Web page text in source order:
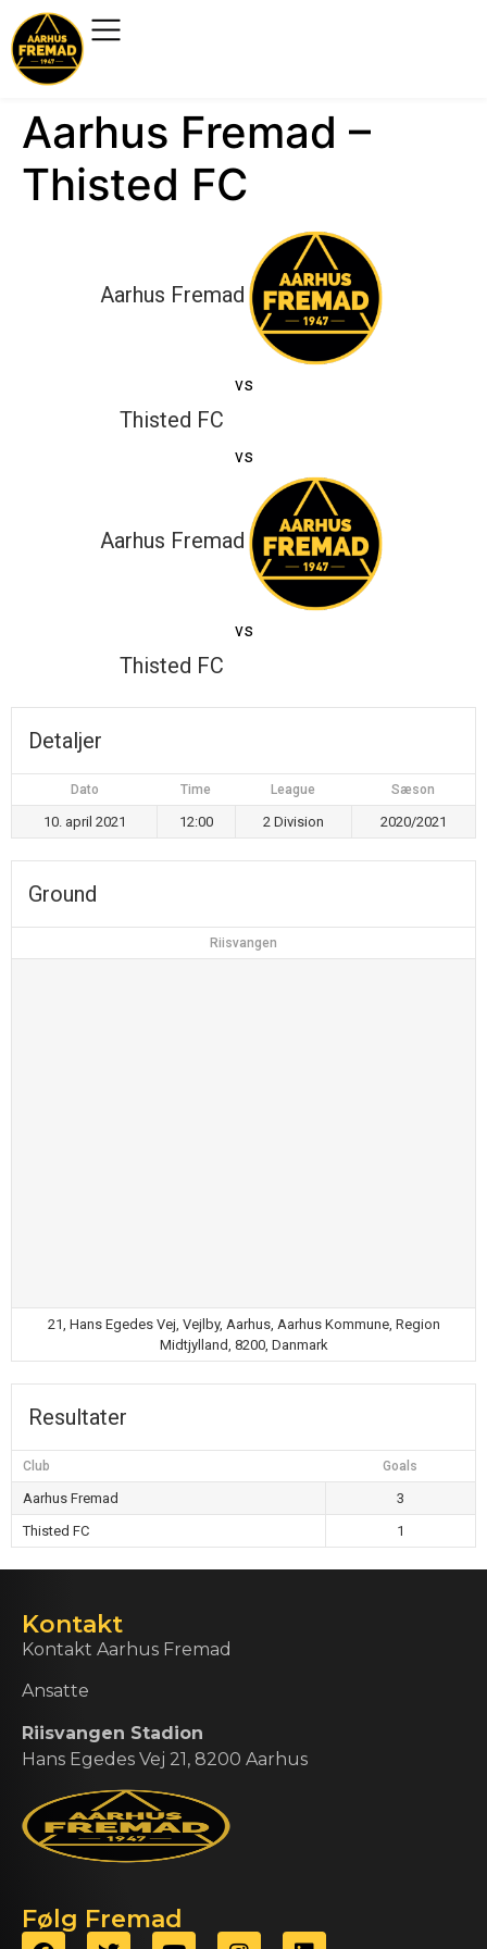
Aarhus Fremad –
Thisted FC
Aarhus Fremad
vs
Thisted FC
vs
Aarhus Fremad
vs
Thisted FC
Detaljer
Dato Time League Sæson
10. april 2021 12:00 2 Division 2020/2021
Ground
Riisvangen
21, Hans Egedes Vej, Vejlby, Aarhus, Aarhus Kommune, Region
Midtjylland, 8200, Danmark
Resultater
Club Goals
Aarhus Fremad
3
Thisted FC
1
Kontakt
Kontakt Aarhus Fremad
Ansatte
Riisvangen Stadion
Hans Egedes Vej 21, 8200 Aarhus
Følg Fremad